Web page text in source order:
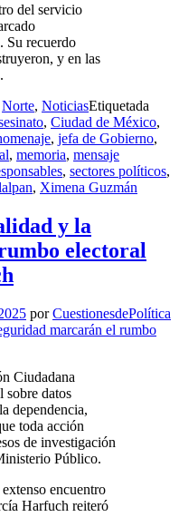
del servicio
Su recuerdo
y en las
Norte, NoticiasEtiquetada
, Ciudad de México,
, jefa de Gobierno,
, memoria, mensaje
, sectores políticos,
, Ximena Guzmán
y la
electoral
porCuestionesdePolítica
Ciudadana
sobre datos
dependencia,
toda acción
de investigación
Público.
encuentro
Harfuch reiteró